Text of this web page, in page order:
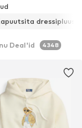
dressipluusid
Deal'id 4348